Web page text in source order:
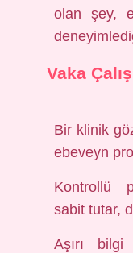
olan şey,
Vaka
Bir klinik
ebeveyn
Kontrollü
sabit tutar,
Aşırı bilgi